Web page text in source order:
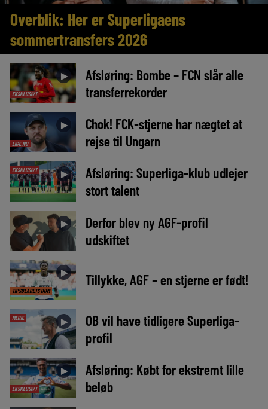
Overblik: Her er Superligaens
sommertransfers 2026
EKSKLUSIVT
►
Afsløring: Bombe – FCN slår alle
transferrekorder
LIGE NU
►
Chok! FCK-stjerne har nægtet at
rejse til Ungarn
EKSKLUSIVT ►
Afsløring: Superliga-klub udlejer
stort talent
►
Derfor blev ny AGF-profil
udskiftet
TIPSBLADETS DOM
► Tillykke, AGF – en stjerne er født!
MEDIE ►
OB vil have tidligere Superliga-
profil
EKSKLUSIVT
►
Afsløring: Købt for ekstremt lille
beløb